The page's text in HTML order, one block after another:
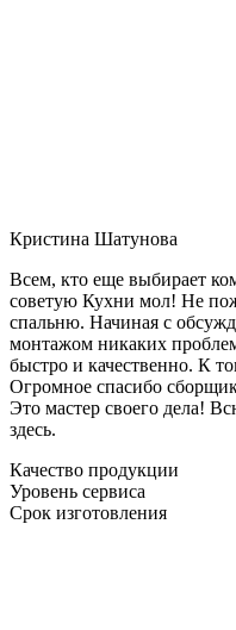
Кристина Шатунова
Всем, кто еще выбирает
советую Кухни мол! Не
спальню. Начиная с
монтажом никаких
быстро и качественно. К
Огромное спасибо
Это мастер своего дела!
здесь.
Качество продукции
Уровень сервиса
Срок изготовления